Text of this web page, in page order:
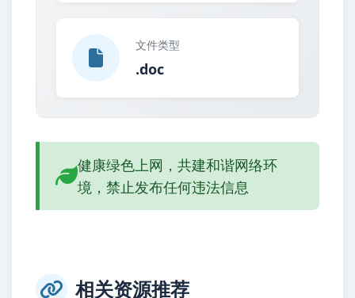
文件类型
.doc
健康绿色上网，共建和谐网络环
境，禁止发布任何违法信息
相关资源推荐